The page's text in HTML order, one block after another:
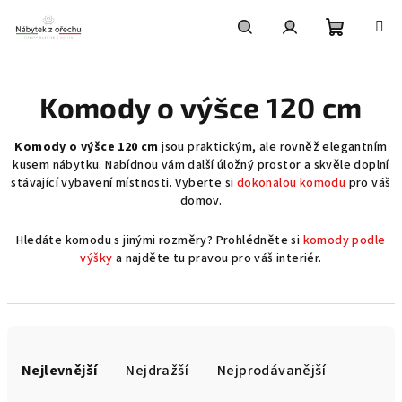
obsah
košík
Komody o výšce 120 cm
Komody o výšce 120 cm jsou praktickým, ale rovněž elegantním
kusem nábytku. Nabídnou vám další úložný prostor a skvěle doplní
stávající vybavení místnosti. Vyberte si dokonalou komodu pro váš
domov.
Hledáte komodu s jinými rozměry? Prohlédněte si komody podle
výšky a najděte tu pravou pro váš interiér.
Nejlevnější Nejdražší Nejprodávanější